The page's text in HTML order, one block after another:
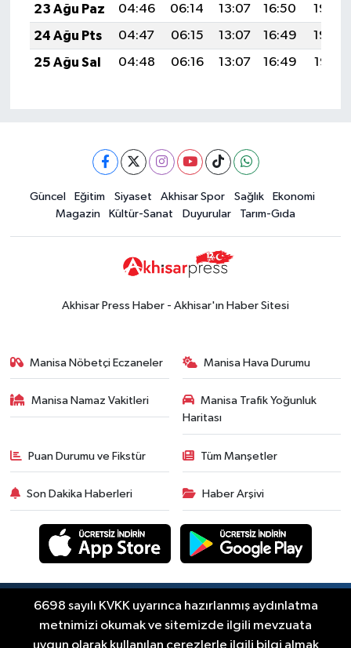
23 Ağu Paz
04:46 06:14 13:07 16:50
19:50
24 Ağu Pts
04:47 06:15 13:07 16:49
19:49
25 Ağu Sal
04:48 06:16 13:07 16:49 19:47
Güncel Eğitim Siyaset Akhisar Spor Sağlık
Ekonomi
Magazin
Kültür-Sanat Duyurular Tarım-Gıda
Akhisar Press Haber - Akhisar'ın Haber Sitesi
Manisa Nöbetçi Eczaneler Manisa Hava Durumu
Manisa Namaz Vakitleri
Manisa Trafik Yoğunluk
Haritası
Puan Durumu ve Fikstür Tüm Manşetler
Son Dakika Haberleri Haber Arşivi
RSS
Copyright © Akhisar Press Haber 2012-2026 Her
hakkı saklıdır.
6698 sayılı KVKK uyarınca hazırlanmış aydınlatma
metnimizi okumak ve sitemizde ilgili mevzuata
uygun olarak kullanılan çerezlerle ilgili bilgi almak